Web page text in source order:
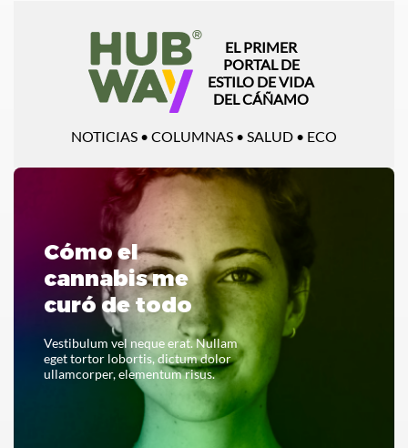
EL PRIMER
PORTAL DE
ESTILO DE VIDA
DEL CÁÑAMO
NOTICIAS • COLUMNAS • SALUD • ECO
Cómo el
cannabis me
curó de todo
Vestibulum vel neque erat. Nullam
eget tortor lobortis, dictum dolor
ullamcorper, elementum risus.
LEER TODO